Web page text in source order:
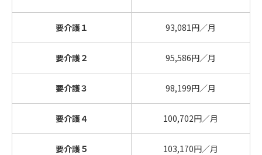
要介護１ 93,081円／月
要介護２ 95,586円／月
要介護３ 98,199円／月
要介護４ 100,702円／月
要介護５ 103,170円／月